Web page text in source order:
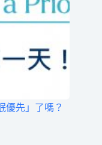
優先」了嗎？